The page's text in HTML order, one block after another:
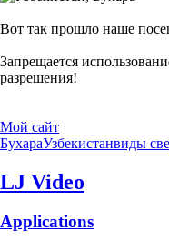
Вот так прошло наше
Запрещается
разрешения!
Мой сайт
БухараУзбекистанвиды
LJ Video
Applications